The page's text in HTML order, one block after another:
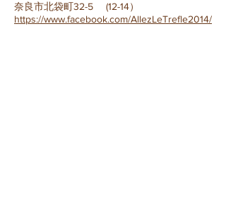
奈良市北袋町32-5 (12-14）
https://www.facebook.com/AllezLeTrefle2014/